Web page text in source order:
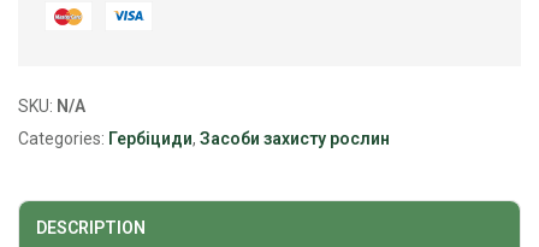
SKU: N/A
Categories: Гербіциди, Засоби захисту рослин
DESCRIPTION